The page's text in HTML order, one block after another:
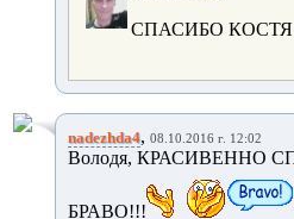
СПАСИБО
nadezhda4, 08.10.2016 г. 12:02
Володя, КРАСИВЕННО
БРАВО!!!